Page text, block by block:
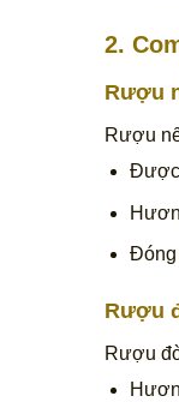
2.
Rượu
Rượu
Được
Đóng
Rượu
Rượu